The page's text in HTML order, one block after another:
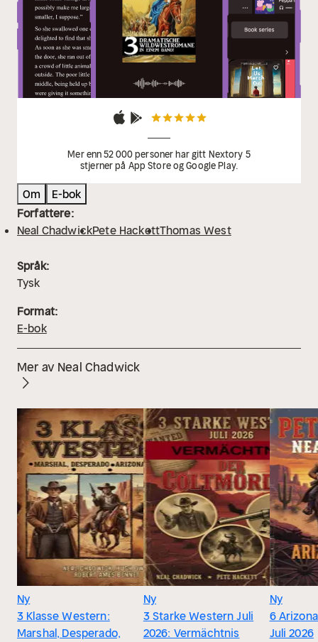
Mer enn 52 000 personer har gitt Nextory 5
stjerner på App Store og Google Play.
Om
E-bok
Forfattere:
Neal ChadwickPete HackettThomas West
Språk:
Tysk
Format:
E-bok
Mer av Neal Chadwick
Ny
3 Klasse Western:
Marshal, Desperado,
Ny
3 Starke Western Juli
2026: Vermächtnis
Ny
6
Juli 2026